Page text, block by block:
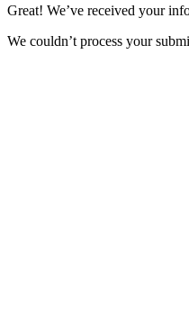
Great! We’ve received your
We couldn’t process your